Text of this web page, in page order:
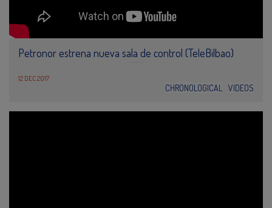
Petronor estrena nueva sala de control (TeleBilbao)
12 DEC 2017
CHRONOLOGICAL VIDEOS